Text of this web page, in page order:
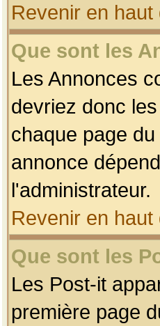
Revenir en haut
Que sont les
Les Annonces
devriez donc
chaque page
annonce
l'administrateur.
Revenir en haut
Que sont les
Les Post-it
première page